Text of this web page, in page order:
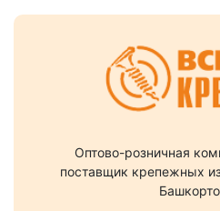
Оптово-розничная
поставщик крепежных